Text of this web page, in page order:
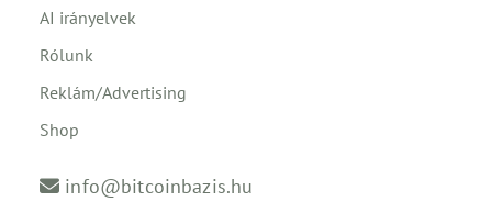
AI irányelvek
Rólunk
Reklám/Advertising
Shop
info@bitcoinbazis.hu